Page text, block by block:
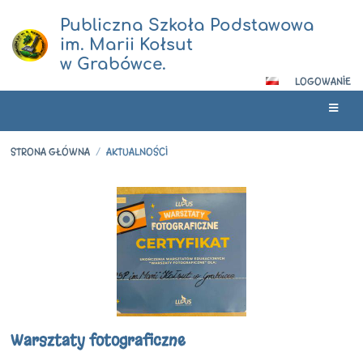
Publiczna Szkoła Podstawowa
im. Marii Kołsut
w Grabówce.
LOGOWANIE
STRONA GŁÓWNA / AKTUALNOŚCI
Warsztaty fotograficzne